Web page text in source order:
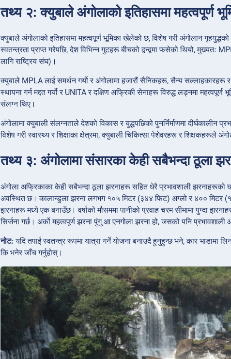
तथ्य २: क्युबाले अंगोलाको इतिहासमा महत्वपूर्ण
क्युबाले अंगोलाको इतिहासमा महत्वपूर्ण भूमिका खेलेको छ, विशेष गरी अंगोलान
स्वतन्त्रता प्राप्त गरेपछि, देश विभिन्न गुटहरू बीचको द्वन्द्वमा फसेको थियो,
लागि राष्ट्रिय संघ)।
क्युबाले MPLA लाई समर्थन गर्यो र अंगोलामा हजारौं सैनिकहरू, सैन्य
स्थापना गर्न मद्दत गर्यो र UNITA र दक्षिण अफ्रिकी सेनाहरू विरुद्ध लड्नमा महत्वपूर्ण
संलग्न थिए।
अंगोलामा क्युबाली संलग्नताले देशको विकास र युद्धपछिको पुनर्निर्माणमा दीर्घकालीन
विशेष गरी स्वास्थ्य र शिक्षाका क्षेत्रमा, क्युबाली चिकित्सा पेशेवरहरू र शिक्षकहरूले
तथ्य ३: अंगोलामा संसारका केही सबैभन्दा ठूला
अंगोला अफ्रिकाका केही सबैभन्दा ठूला झरनाहरू सहित धेरै प्रभावशाली
अवस्थित छ। कालान्डुला झरना लगभग १०५ मिटर (३४४ फिट) अग्लो र ४०० मिटर
झरनाहरू मध्ये एक बनाउँछ। वर्षाको मौसममा पानीको प्रवाह चरम सीमामा पुग्दा
सिर्जना गर्छ। अर्को महत्वपूर्ण झरना पुंगु आ एनगोला झरना हो, जसको पनि
नोट: यदि तपाईं स्वतन्त्र रूपमा यात्रा गर्ने योजना बनाउदै हुनुहुन्छ भने, कार भाडामा
कि भनेर जाँच गर्नुहोस्।